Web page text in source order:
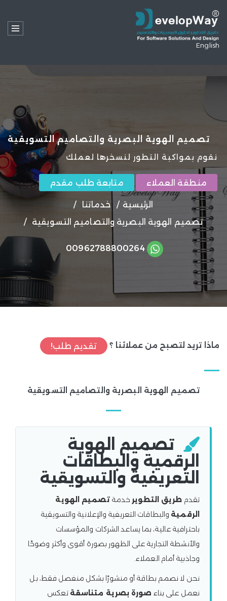
English
تصميم الهوية البصرية والتصاميم التسويقية
نقوم بمواكبة التطور لنسخرها لعملك
منطقة العملاء متابعة طلب مقدم
الرئيسية / خدماتنا
/
تصميم الهوية البصرية والتصاميم التسويقية
/
00962788800264
ماذا تريد لتصبح من عملائنا ؟ تقديم طلب!
تصميم الهوية البصرية والتصاميم التسويقية
تصميم الهوية
الرقمية والبطاقات
التعريفية والتسويقية
تقدم طريق التطوير خدمةتصميم الهوية
الرقمية والبطاقات التعريفية والإعلانية والتسويقية
باحترافية عالية، بما يساعد الشركات والمؤسسات
والأنشطة التجارية على الظهور بصورة أقوى وأكثر وضوحًا
وجاذبية أمام العملاء.
نحن لا نصمم بطاقة أو منشورًا بشكل منفصل فقط، بل
نعمل على بناء صورة بصرية متناسقة تعكس